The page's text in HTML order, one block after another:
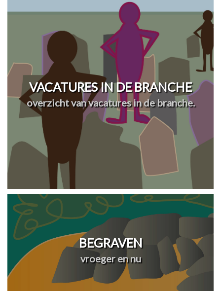
VACATURES IN DE BRANCHE
overzicht van vacatures in de branche.
BEGRAVEN
vroeger en nu